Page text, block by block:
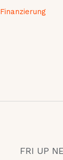
Finanzierung
FRI UP